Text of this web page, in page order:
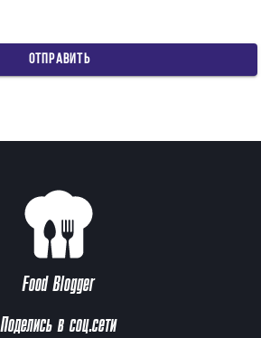
ОТПРАВИТЬ
Food Blogger
Поделись в соц.сети